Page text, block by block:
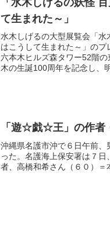
「水木しげるの妖怪
て生まれた～」
水木しげるの大型展覧会「
はこうして生まれた～」のプ
六本木ヒルズ森タワー52階
木の生誕100周年を記念し、
「遊☆戯☆王」の作者
沖縄県名護市沖で６日午前
った。名護海上保安署は７
者、高橋和希さん（６０）＝